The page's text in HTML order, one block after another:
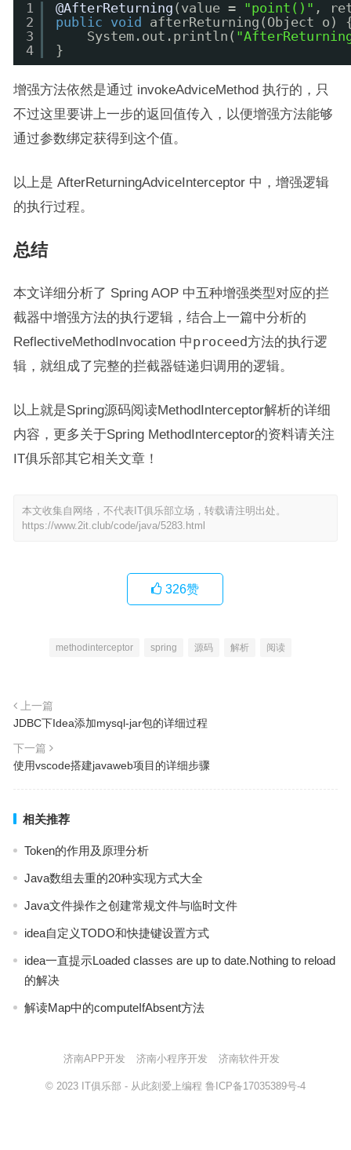
1
2
3
4
@AfterReturning (value = "point()" ,
public
void
afterReturning(Object o)
System.out.println(
}
增强方法依然是通过 invokeAdviceMethod 执行的，只
不过这里要讲上一步的返回值传入，以便增强方法能够
通过参数绑定获得到这个值。
以上是 AfterReturningAdviceInterceptor 中，增强逻辑
的执行过程。
总结
本文详细分析了 Spring AOP 中五种增强类型对应的拦
截器中增强方法的执行逻辑，结合上一篇中分析的
ReflectiveMethodInvocation 中proceed方法的执行逻
辑，就组成了完整的拦截器链递归调用的逻辑。
以上就是Spring源码阅读MethodInterceptor解析的详细
内容，更多关于Spring MethodInterceptor的资料请关注
IT俱乐部其它相关文章！
本文收集自网络，不代表IT俱乐部立场，转载请注明出处。
https://www.2it.club/code/java/5283.html
326赞
methodinterceptor spring 源码 解析 阅读
上一篇
JDBC下Idea添加mysql-jar包的详细过程
下一篇
使用vscode搭建javaweb项目的详细步骤
相关推荐
Token的作用及原理分析
Java数组去重的20种实现方式大全
Java文件操作之创建常规文件与临时文件
idea自定义TODO和快捷键设置方式
idea一直提示Loaded classes are up to date.Nothing to reload
的解决
解读Map中的computeIfAbsent方法
济南APP开发 济南小程序开发 济南软件开发
© 2023 IT俱乐部 - 从此刻爱上编程 鲁ICP备17035389号-4